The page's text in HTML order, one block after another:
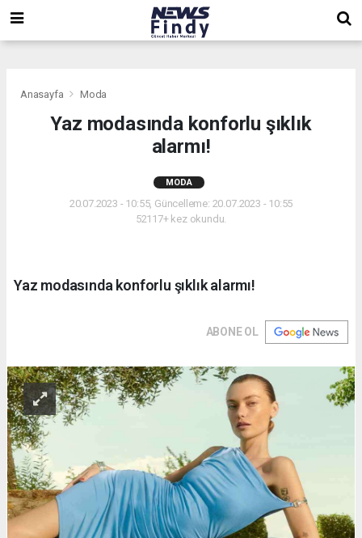
Anasayfa Moda
Yaz modasında konforlu şıklık
alarmı!
MODA
20.07.2023 - 10:55, Güncelleme: 20.07.2023 - 10:55
52117+ kez okundu.
Yaz modasında konforlu şıklık alarmı!
ABONE OL